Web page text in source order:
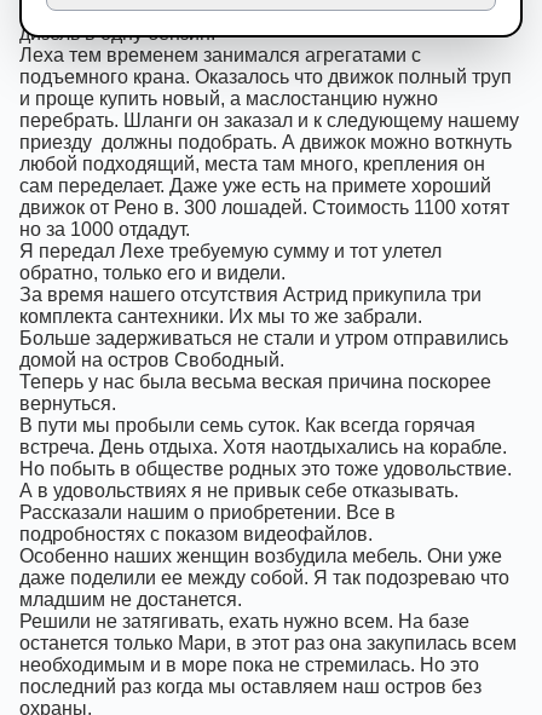
Заполнили баки и все бочки топливом. Залив в две
дизель в одну бензин.
Леха тем временем занимался агрегатами с
подъемного крана. Оказалось что движок полный труп
и проще купить новый, а маслостанцию нужно
перебрать. Шланги он заказал и к следующему нашему
приезду должны подобрать. А движок можно воткнуть
любой подходящий, места там много, крепления он
сам переделает. Даже уже есть на примете хороший
движок от Рено в. 300 лошадей. Стоимость 1100 хотят
но за 1000 отдадут.
Я передал Лехе требуемую сумму и тот улетел
обратно, только его и видели.
За время нашего отсутствия Астрид прикупила три
комплекта сантехники. Их мы то же забрали.
Больше задерживаться не стали и утром отправились
домой на остров Свободный.
Теперь у нас была весьма веская причина поскорее
вернуться.
В пути мы пробыли семь суток. Как всегда горячая
встреча. День отдыха. Хотя наотдыхались на корабле.
Но побыть в обществе родных это тоже удовольствие.
А в удовольствиях я не привык себе отказывать.
Рассказали нашим о приобретении. Все в
подробностях с показом видеофайлов.
Особенно наших женщин возбудила мебель. Они уже
даже поделили ее между собой. Я так подозреваю что
младшим не достанется.
Решили не затягивать, ехать нужно всем. На базе
останется только Мари, в этот раз она закупилась всем
необходимым и в море пока не стремилась. Но это
последний раз когда мы оставляем наш остров без
охраны.